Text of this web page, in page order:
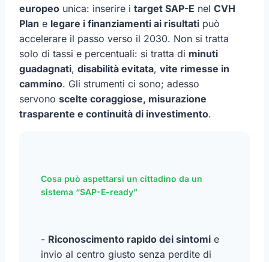
europeo unica: inserire i target SAP-E nel CVH
Plan e legare i finanziamenti ai risultati può
accelerare il passo verso il 2030. Non si tratta
solo di tassi e percentuali: si tratta di minuti
guadagnati, disabilità evitata, vite rimesse in
cammino. Gli strumenti ci sono; adesso
servono scelte coraggiose, misurazione
trasparente e continuità di investimento.
Cosa può aspettarsi un cittadino da un
sistema “SAP-E-ready”
- Riconoscimento rapido dei sintomi e
invio al centro giusto senza perdite di